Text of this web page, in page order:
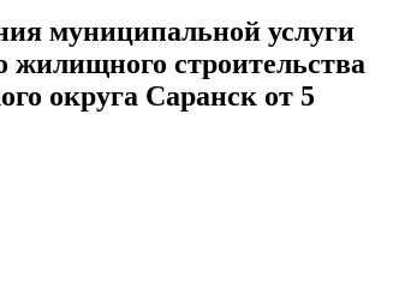
муниципальной услуги
жилищного строительства
округа Саранск от 5